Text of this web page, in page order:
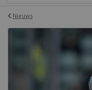
Nieuws